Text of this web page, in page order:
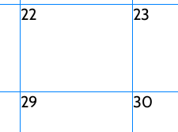
22 23
29 30